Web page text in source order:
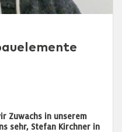
Zuwachs in unserem
sehr, Stefan Kirchner in